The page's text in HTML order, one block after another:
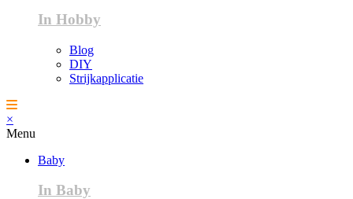
In Hobby
Blog
DIY
Strijkapplicatie
×
Menu
Baby
In Baby